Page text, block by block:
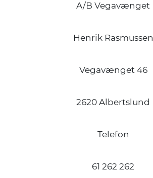
A/B Vegavænget
Henrik Rasmussen
Vegavænget 46
2620 Albertslund
Telefon
61 262 262